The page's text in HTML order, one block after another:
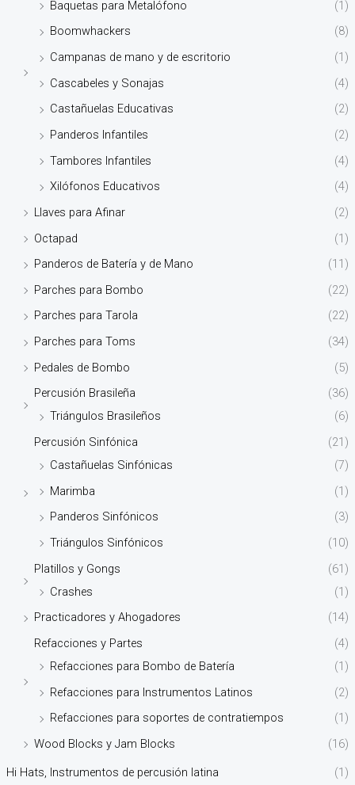
Baquetas para Metalófono
(1)
Boomwhackers
(8)
Campanas de mano y de escritorio
(1)
Cascabeles y Sonajas
(4)
Castañuelas Educativas
(2)
Panderos Infantiles
(2)
Tambores Infantiles
(4)
Xilófonos Educativos
(4)
Llaves para Afinar
(2)
Octapad
(1)
Panderos de Batería y de Mano
(11)
Parches para Bombo
(22)
Parches para Tarola
(22)
Parches para Toms
(34)
Pedales de Bombo
(5)
Percusión Brasileña
(36)
Triángulos Brasileños
(6)
Percusión Sinfónica
(21)
Castañuelas Sinfónicas
(7)
Marimba
(1)
Panderos Sinfónicos
(3)
Triángulos Sinfónicos
(10)
Platillos y Gongs
(61)
Crashes
(1)
Practicadores y Ahogadores
(14)
Refacciones y Partes
(4)
Refacciones para Bombo de Batería
(1)
Refacciones para Instrumentos Latinos
(2)
Refacciones para soportes de contratiempos
(1)
Wood Blocks y Jam Blocks
(16)
Hi Hats, Instrumentos de percusión latina (1)